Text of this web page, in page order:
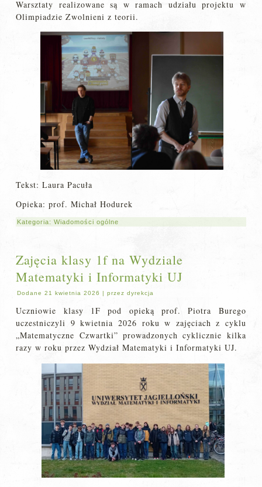
Warsztaty realizowane są w ramach udziału projektu w
Olimpiadzie Zwolnieni z teorii.
Tekst: Laura Pacuła
Opieka: prof. Michał Hodurek
Kategoria:Wiadomości ogólne
Zajęcia klasy 1f na Wydziale
Matematyki i Informatyki UJ
Dodane 21 kwietnia 2026 |przez dyrekcja
Uczniowie klasy 1F pod opieką prof. Piotra Burego
uczestniczyli 9 kwietnia 2026 roku w zajęciach z cyklu
„Matematyczne Czwartki” prowadzonych cyklicznie kilka
razy w roku przez Wydział Matematyki i Informatyki UJ.